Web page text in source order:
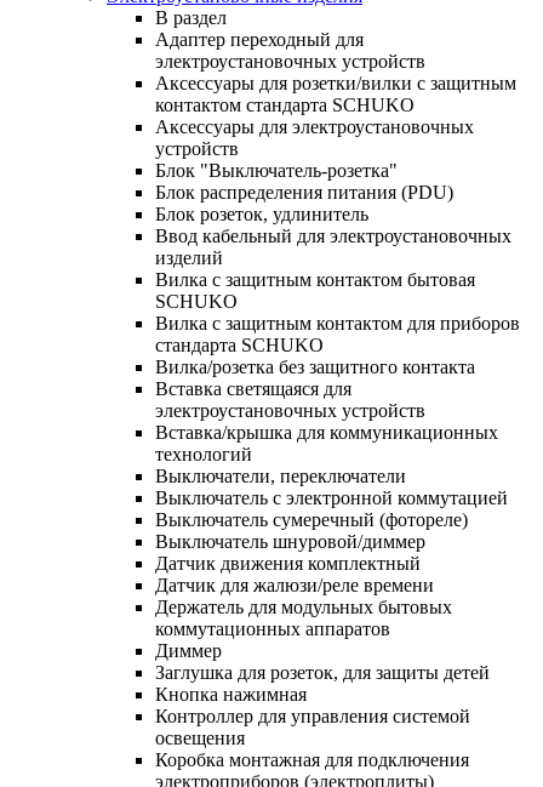
В раздел
Адаптер переходный для
электроустановочных устройств
Аксессуары для розетки/вилки с защитным
контактом стандарта SCHUKO
Аксессуары для электроустановочных
устройств
Блок "Выключатель-розетка"
Блок распределения питания (PDU)
Блок розеток, удлинитель
Ввод кабельный для электроустановочных
изделий
Вилка с защитным контактом бытовая
SCHUKO
Вилка с защитным контактом для приборов
стандарта SCHUKO
Вилка/розетка без защитного контакта
Вставка светящаяся для
электроустановочных устройств
Вставка/крышка для коммуникационных
технологий
Выключатели, переключатели
Выключатель с электронной коммутацией
Выключатель сумеречный (фотореле)
Выключатель шнуровой/диммер
Датчик движения комплектный
Датчик для жалюзи/реле времени
Держатель для модульных бытовых
коммутационных аппаратов
Диммер
Заглушка для розеток, для защиты детей
Кнопка нажимная
Контроллер для управления системой
освещения
Коробка монтажная для подключения
электроприборов (электроплиты)